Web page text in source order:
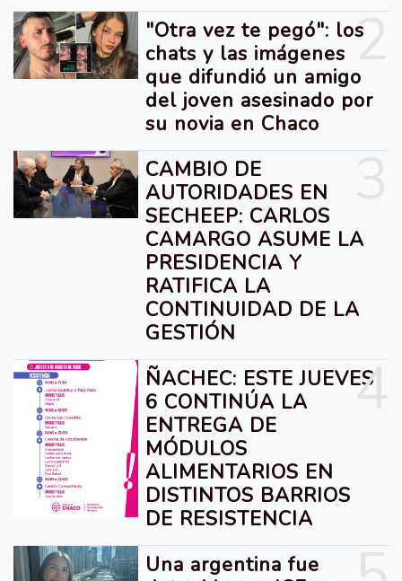
2
"Otra vez te pegó": los
chats y las imágenes
que difundió un amigo
del joven asesinado por
su novia en Chaco
CAMBIO DE
AUTORIDADES EN
SECHEEP: CARLOS
CAMARGO ASUME LA
PRESIDENCIA Y
RATIFICA LA
CONTINUIDAD DE LA
GESTIÓN
4
ÑACHEC: ESTE JUEVES
6 CONTINÚA LA
ENTREGA DE
MÓDULOS
ALIMENTARIOS EN
DISTINTOS BARRIOS
DE RESISTENCIA
Una argentina fue